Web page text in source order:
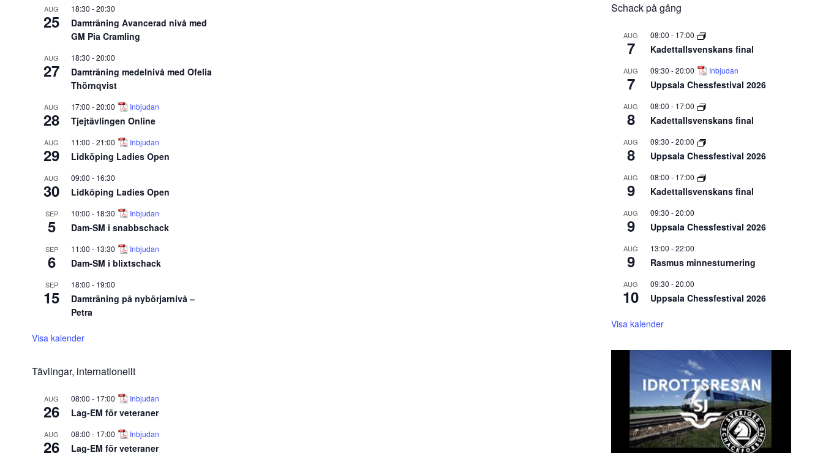
AUG
25
18:30 -20:30
Damträning Avancerad nivå med
GM Pia Cramling
AUG
27
18:30 -20:00
Damträning medelnivå med Ofelia
Thörnqvist
AUG
28
17:00 -20:00 Inbjudan
Tjejtävlingen Online
AUG
29
11:00 -21:00 Inbjudan
Lidköping Ladies Open
AUG
30
09:00 - 16:30
Lidköping Ladies Open
SEP
5
10:00 - 18:30 Inbjudan
Dam-SM i snabbschack
SEP
6
11:00 - 13:30 Inbjudan
Dam-SM i blixtschack
SEP
15
18:00 - 19:00
Damträning på nybörjarnivå –
Petra
Visa kalender
Tävlingar, internationellt
AUG
26
08:00 - 17:00 Inbjudan
Lag-EM för veteraner
AUG
26
08:00 - 17:00 Inbjudan
Lag-EM för veteraner
Schack på gång
AUG
7
08:00 - 17:00
Kadettallsvenskans final
AUG
7
09:30 -20:00 Inbjudan
Uppsala Chessfestival 2026
AUG
8
08:00 - 17:00
Kadettallsvenskans final
AUG
8
09:30 -20:00
Uppsala Chessfestival 2026
AUG
9
08:00 - 17:00
Kadettallsvenskans final
AUG
9
09:30 -20:00
Uppsala Chessfestival 2026
AUG
9
13:00 -22:00
Rasmus minnesturnering
AUG
10
09:30 -20:00
Uppsala Chessfestival 2026
Visa kalender